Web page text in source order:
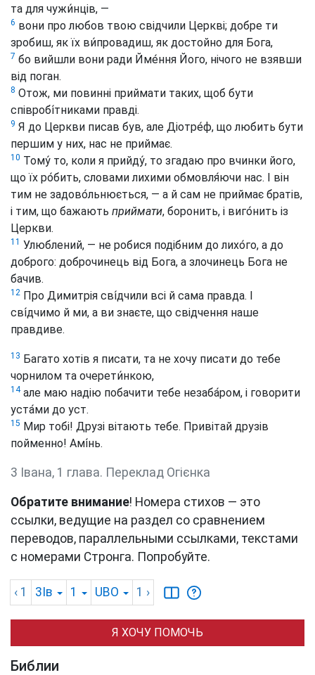
та для чужи́нців, —
6 вони про любов твою свідчили Церкві; добре ти
зробиш, як їх ви́провадиш, як достойно для Бога,
7 бо вийшли вони ради Йме́ння Його, нічого не взявши
від поган.
8 Отож, ми повинні приймати таких, щоб бути
співробі́тниками правді.
9 Я до Церкви писав був, але Діотре́ф, що любить бути
першим у них, нас не приймає.
10 Тому́ то, коли я прийду́, то згадаю про вчинки його,
що їх ро́бить, словами лихими обмовля́ючи нас. І він
тим не задово́льнюється, — а й сам не приймає братів,
і тим, що бажають приймати, боронить, і виго́нить із
Церкви.
11 Улюблений, — не робися подібним до лихо́го, а до
доброго: доброчинець від Бога, а злочинець Бога не
бачив.
12 Про Димитрія сві́дчили всі й сама правда. І
сві́дчимо й ми, а ви знаєте, що свідчення наше
правдиве.
13 Багато хотів я писати, та не хочу писати до тебе
чорнилом та очерети́нкою,
14але маю надію побачити тебе незаба́ром, і говорити
уста́ми до уст.
15 Мир тобі! Друзі вітають тебе. Привітай друзів
пойменно! Амі́нь.
3 Івана, 1 глава. Переклад Огієнка
Обратите внимание! Номера стихов — это
ссылки, ведущие на раздел со сравнением
переводов, параллельными ссылками, текстами
с номерами Стронга. Попробуйте.
‹ 1 3Ів 1 UBO 1 ›
Я ХОЧУ ПОМОЧЬ
Библии